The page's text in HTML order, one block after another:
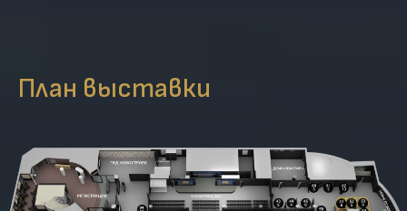
План выставки